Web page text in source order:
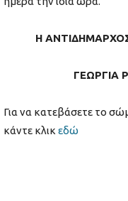
Η
ΓΕΩΡΓΙΑ
Για να κατεβάσετε το
κάντε κλικ εδώ